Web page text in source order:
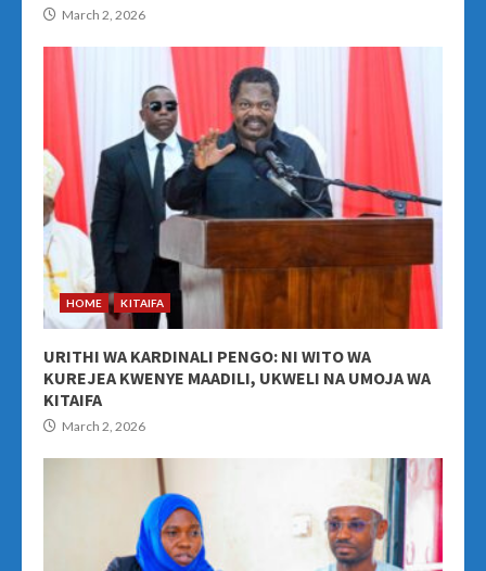
March 2, 2026
HOME KITAIFA
URITHI WA KARDINALI PENGO: NI WITO WA
KUREJEA KWENYE MAADILI, UKWELI NA UMOJA WA
KITAIFA
March 2, 2026